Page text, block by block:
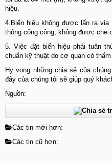
hiệu.
4.Biển hiệu không được lấn ra
thông công cộng; không được che
5. Việc đặt biển hiệu phải tuân
chuẩn kỹ thuật do cơ quan có
Hy vọng những chia sẻ của
đây của chúng tôi sẽ giúp quý
Nguồn:
Các tin mới hơn:
Các tin cũ hơn: